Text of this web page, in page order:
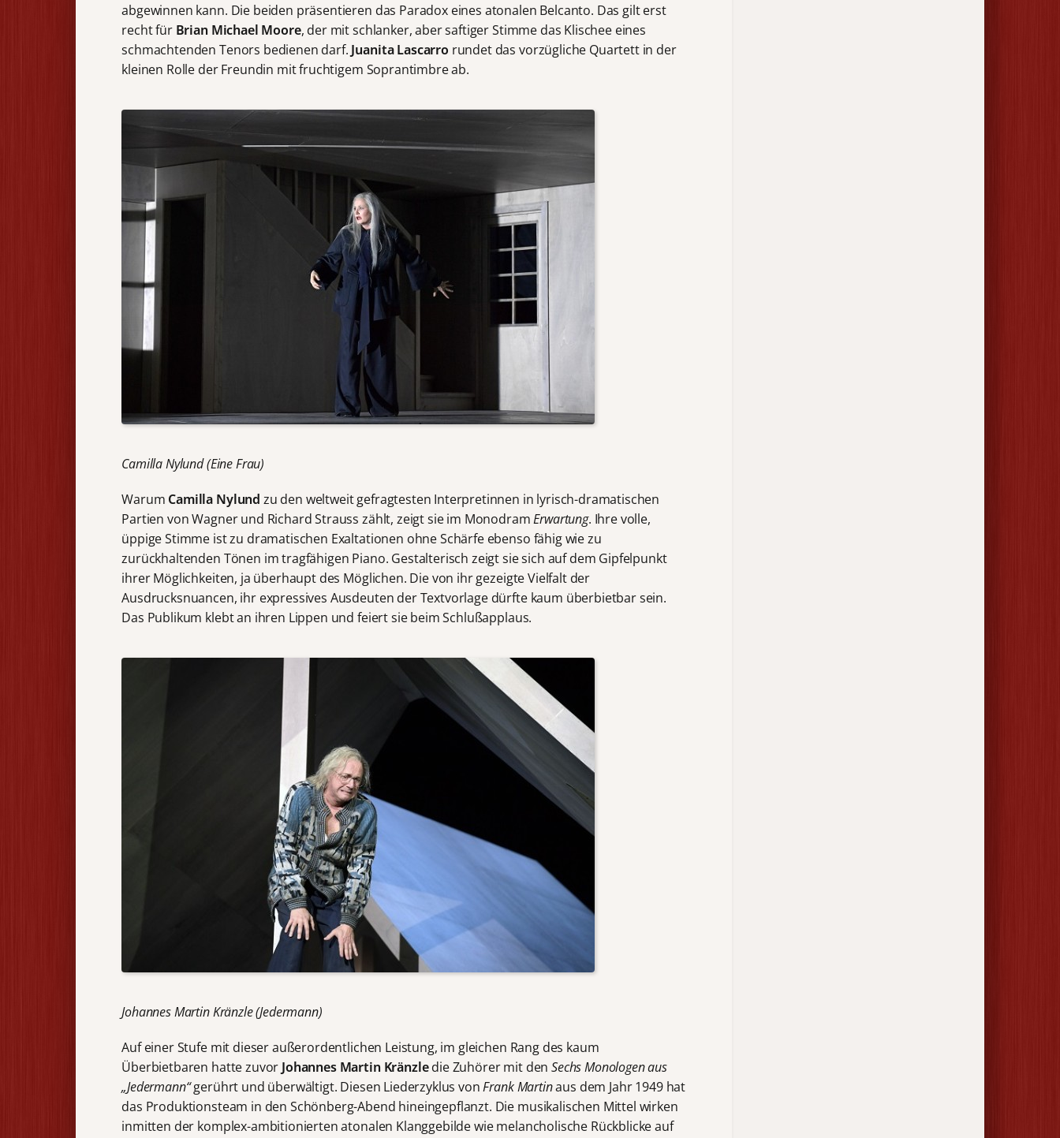
abgewinnen kann. Die beiden präsentieren das Paradox eines atonalen Belcanto. Das gilt erst
recht für Brian Michael Moore, der mit schlanker, aber saftiger Stimme das Klischee eines
schmachtenden Tenors bedienen darf. Juanita Lascarro rundet das vorzügliche Quartett in der
kleinen Rolle der Freundin mit fruchtigem Soprantimbre ab.
Camilla Nylund (Eine Frau)
Warum Camilla Nylund zu den weltweit gefragtesten Interpretinnen in lyrisch-dramatischen
Partien von Wagner und Richard Strauss zählt, zeigt sie im MonodramErwartung. Ihre volle,
üppige Stimme ist zu dramatischen Exaltationen ohne Schärfe ebenso fähig wie zu
zurückhaltenden Tönen im tragfähigen Piano. Gestalterisch zeigt sie sich auf dem Gipfelpunkt
ihrer Möglichkeiten, ja überhaupt des Möglichen. Die von ihr gezeigte Vielfalt der
Ausdrucksnuancen, ihr expressives Ausdeuten der Textvorlage dürfte kaum überbietbar sein.
Das Publikum klebt an ihren Lippen und feiert sie beim Schlußapplaus.
Johannes Martin Kränzle (Jedermann)
Auf einer Stufe mit dieser außerordentlichen Leistung, im gleichen Rang des kaum
Überbietbaren hatte zuvor Johannes Martin Kränzledie Zuhörer mit denSechs Monologen aus
„Jedermann“gerührt und überwältigt. Diesen Liederzyklus vonFrank Martinaus dem Jahr 1949 hat
das Produktionsteam in den Schönberg-Abend hineingepflanzt. Die musikalischen Mittel wirken
inmitten der komplex-ambitionierten atonalen Klanggebilde wie melancholische Rückblicke auf